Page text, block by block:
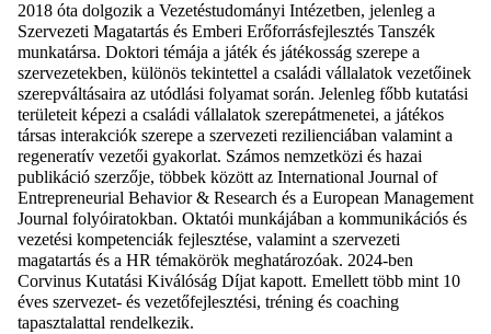
2018 óta dolgozik a Vezetéstudományi Intézetben, jelenleg a
Szervezeti Magatartás és Emberi Erőforrásfejlesztés Tanszék
munkatársa. Doktori témája a játék és játékosság szerepe a
szervezetekben, különös tekintettel a családi vállalatok vezetőinek
szerepváltásaira az utódlási folyamat során. Jelenleg főbb kutatási
területeit képezi a családi vállalatok szerepátmenetei, a játékos
társas interakciók szerepe a szervezeti rezilienciában valamint a
regeneratív vezetői gyakorlat. Számos nemzetközi és hazai
publikáció szerzője, többek között az International Journal of
Entrepreneurial Behavior & Research és a European Management
Journal folyóiratokban. Oktatói munkájában a kommunikációs és
vezetési kompetenciák fejlesztése, valamint a szervezeti
magatartás és a HR témakörök meghatározóak. 2024-ben
Corvinus Kutatási Kiválóság Díjat kapott. Emellett több mint 10
éves szervezet- és vezetőfejlesztési, tréning és coaching
tapasztalattal rendelkezik.